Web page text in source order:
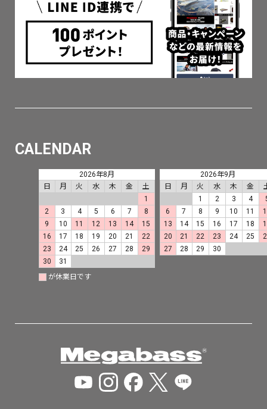
CALENDAR
2026年8月
日
月 火 水 木 金
土
1
2
3 4 5 6 7
8
9
10 11 12 13 14
15
16
17 18 19 20 21
22
23
24 25 26 27 28
29
30
31
2026年9月
日
月 火 水 木 金
1
2 3 4
6
7 8 9 10 11
13
14 15 16 17 18
20
21 22 23 24 25
27
28 29 30
が休業日です